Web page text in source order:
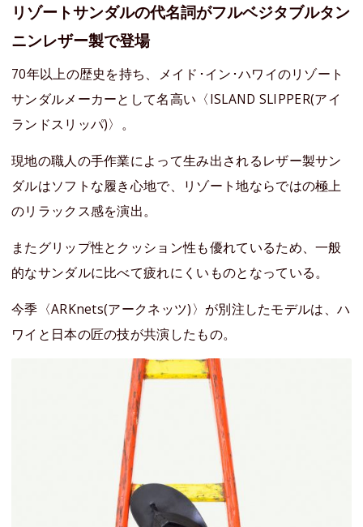
リゾートサンダルの代名詞がフルベジタブルタン
ニンレザー製で登場
70年以上の歴史を持ち、メイド･イン･ハワイのリゾート
サンダルメーカーとして名高い〈ISLAND SLIPPER(アイ
ランドスリッパ)〉。
現地の職人の手作業によって生み出されるレザー製サン
ダルはソフトな履き心地で、リゾート地ならではの極上
のリラックス感を演出。
またグリップ性とクッション性も優れているため、一般
的なサンダルに比べて疲れにくいものとなっている。
今季〈ARKnets(アークネッツ)〉が別注したモデルは、ハ
ワイと日本の匠の技が共演したもの。